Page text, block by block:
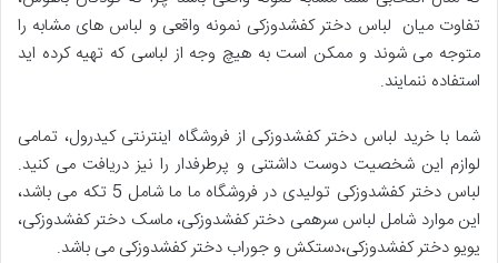
تفاوت میان لباس دختر کفشدوزکی نمونه واقعی و لباس های مشابه را
متوجه می شوند و ممکن است به هیچ وجه از لباسی که تهیه کرده اید
استفاده ننمایند.
شما با خرید لباس دختر کفشدوزکی از فروشگاه اینترنتی کیدرول، تمامی
لوازم این شخصیت دوست داشتنی و پرطرفدار را نیز دریافت می کنید.
لباس دختر کفشدوزکی تولیدی در فروشگاه ما ما شامل 5 تکه می باشد،
این موارد شامل لباس سرهمی دختر کفشدوزکی، ماسک دختر کفشدوزکی،
یویو دختر کفشدوزکی،دستکش و جوراب دختر کفشدوزکی می باشد.